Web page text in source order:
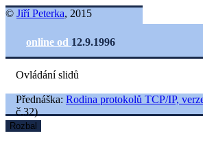
© Jiří Peterka, 2015
online od 12.9.1996
Ovládání slidů
Přednáška: Rodina protokolů TCP/IP,
č.32)
Rozbal